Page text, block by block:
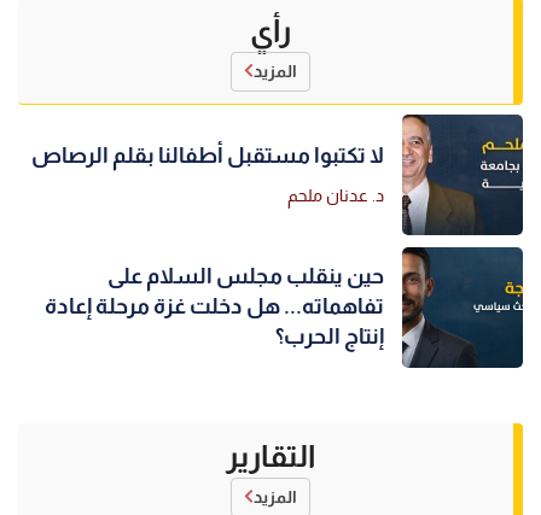
رأي
المزيد
لا تكتبوا مستقبل أطفالنا بقلم الرصاص
د. عدنان ملحم
حين ينقلب مجلس السلام على
تفاهماته... هل دخلت غزة مرحلة إعادة
إنتاج الحرب؟
التقارير
المزيد